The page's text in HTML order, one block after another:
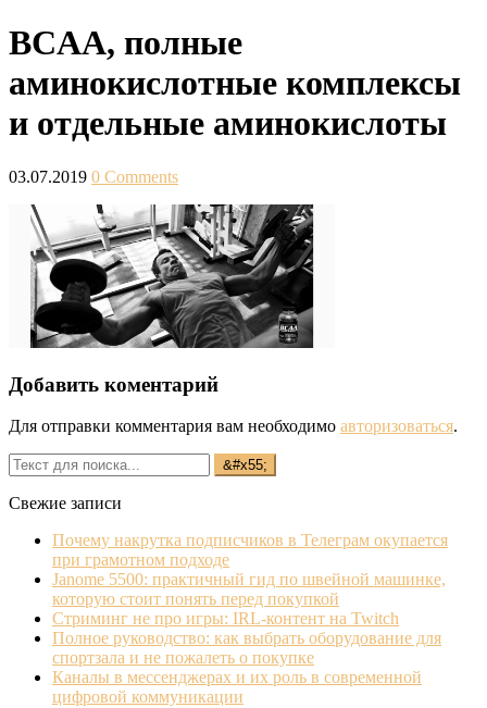
BCAA, полные
аминокислотные комплексы
и отдельные аминокислоты
03.07.2019 0 Comments
Добавить коментарий
Для отправки комментария вам необходимо авторизоваться.
Свежие записи
Почему накрутка подписчиков в Телеграм окупается
при грамотном подходе
Janome 5500: практичный гид по швейной машинке,
которую стоит понять перед покупкой
Стриминг не про игры: IRL‐контент на Twitch
Полное руководство: как выбрать оборудование для
спортзала и не пожалеть о покупке
Каналы в мессенджерах и их роль в современной
цифровой коммуникации